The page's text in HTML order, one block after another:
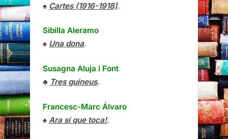
♠ Cartes (1916-1918).
Sibilla Aleramo
♠ Una dona.
Susagna Aluja i Font
♣ Tres guineus.
Francesc-Marc Álvaro
♠ Ara sí que toca!.